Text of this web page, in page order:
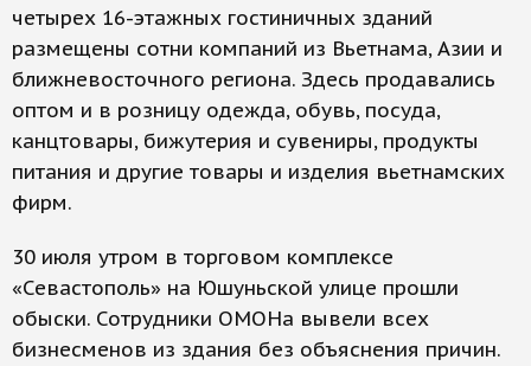
четырех 16-этажных гостиничных зданий
размещены сотни компаний из Вьетнама, Азии и
ближневосточного региона. Здесь продавались
оптом и в розницу одежда, обувь, посуда,
канцтовары, бижутерия и сувениры, продукты
питания и другие товары и изделия вьетнамских
фирм.
30 июля утром в торговом комплексе
«Севастополь» на Юшуньской улице прошли
обыски. Сотрудники ОМОНа вывели всех
бизнесменов из здания без объяснения причин.